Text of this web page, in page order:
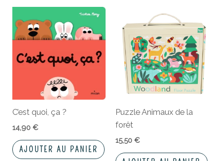
C’est quoi, ça ?
14,90€
AJOUTER AU PANIER
Puzzle Animaux de la
forêt
15,50 €